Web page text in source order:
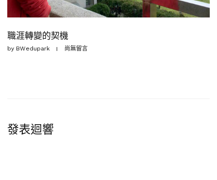
職涯轉變的契機
by BWedupark 尚無留言
發表迴響